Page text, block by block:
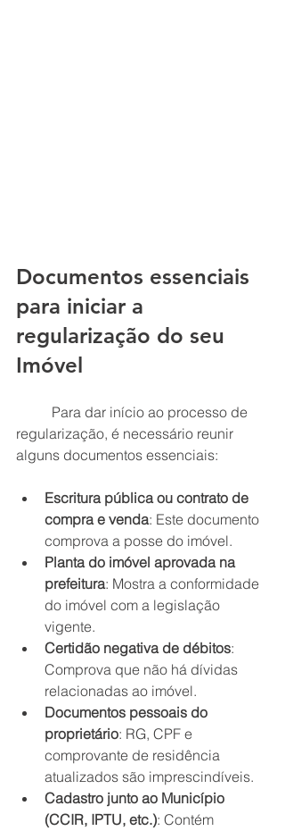
Documentos essenciais
para iniciar a
regularização do seu
Imóvel
regularização, é necessário reunir
alguns documentos essenciais:
Escritura pública ou contrato de
compra e venda: Este documento
comprova a posse do imóvel.
Planta do imóvel aprovada na
prefeitura: Mostra a conformidade
do imóvel com a legislação
vigente.
Certidão negativa de débitos:
Comprova que não há dívidas
relacionadas ao imóvel.
Documentos pessoais do
proprietário: RG, CPF e
comprovante de residência
atualizados são imprescindíveis.
Cadastro junto ao Município
(CCIR, IPTU, etc.): Contém